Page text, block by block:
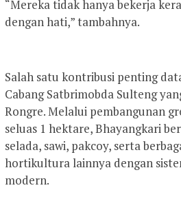
“Mereka tidak hanya bekerja
dengan hati,” tambahnya.
Salah satu kontribusi penting
Cabang Satbrimobda Sulteng
Rongre. Melalui pembangunan
seluas 1 hektare, Bhayangkari
selada, sawi, pakcoy, serta
hortikultura lainnya dengan
modern.